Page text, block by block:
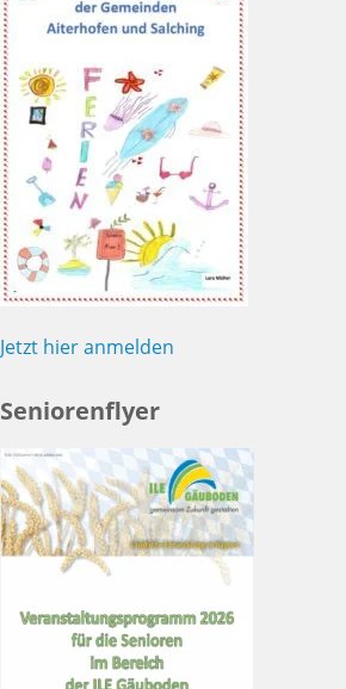
Jetzt hier anmelden
Seniorenflyer